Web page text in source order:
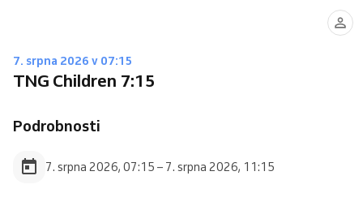
7. srpna 2026 v 07:15
TNG Children 7:15
Podrobnosti
7. srpna 2026, 07:15 – 7. srpna 2026, 11:15